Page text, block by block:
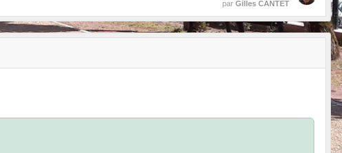
par Gilles CANTET